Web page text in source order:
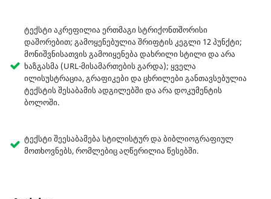
ტექსტი აკრეფილია ერთმაგი სტრიქონთშორისი
დაშორებით; გამოყენებულია შრიფტის კეგლი 12 პუნქტი;
მონიშვნისათვის გამოიყენება დახრილი სტილი და არა
ხაზგასმა (URL-მისამართების გარდა); ყველა
ილისუსტრაცია, გრაფიკები და ცხრილები განთავსებულია
ტექსტის შესაბამის ადგილებში და არა დოკუმენტის
ბოლოში.
ტექსტი შეესაბამება სტილისტურ და ბიბლიოგრაფიულ
მოთხოვნებს, რომლებიც აღწერილია წესებში.